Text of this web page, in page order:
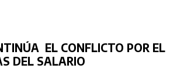
EL CONFLICTO POR EL
DEL SALARIO